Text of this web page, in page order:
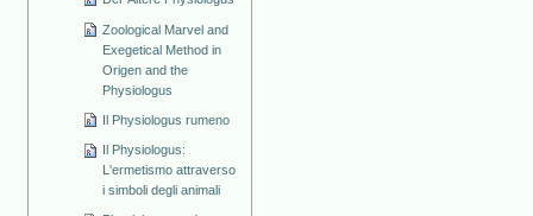
Zoological Marvel and
Exegetical Method in
Origen and the
Physiologus
Il Physiologus rumeno
Il Physiologus:
L'ermetismo attraverso
i simboli degli animali